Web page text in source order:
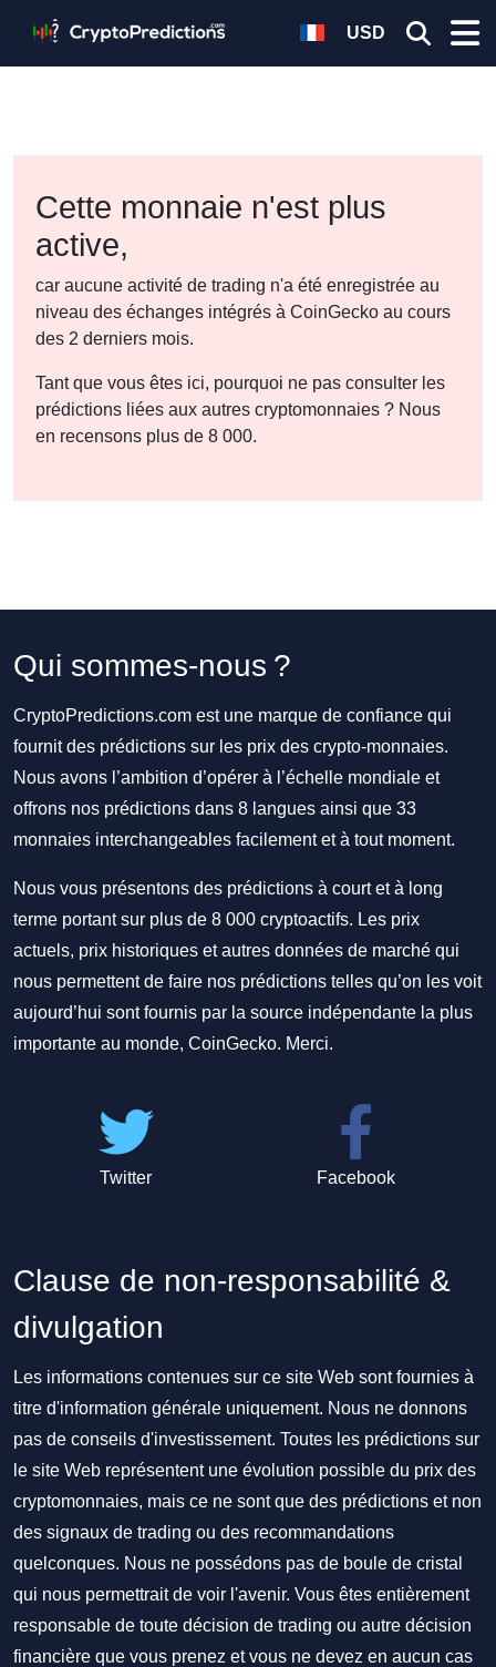
USD
Cette monnaie n'est plus
active,
car aucune activité de trading n'a été enregistrée au
niveau des échanges intégrés à CoinGecko au cours
des 2 derniers mois.
Tant que vous êtes ici, pourquoi ne pas consulter les
prédictions liées aux autres cryptomonnaies ? Nous
en recensons plus de 8 000.
Qui sommes-nous ?
CryptoPredictions.com est une marque de confiance qui
fournit des prédictions sur les prix des crypto-monnaies.
Nous avons l’ambition d’opérer à l’échelle mondiale et
offrons nos prédictions dans 8 langues ainsi que 33
monnaies interchangeables facilement et à tout moment.
Nous vous présentons des prédictions à court et à long
terme portant sur plus de 8 000 cryptoactifs. Les prix
actuels, prix historiques et autres données de marché qui
nous permettent de faire nos prédictions telles qu’on les voit
aujourd’hui sont fournis par la source indépendante la plus
importante au monde, CoinGecko. Merci.
Twitter Facebook
Clause de non-responsabilité &
divulgation
Les informations contenues sur ce site Web sont fournies à
titre d'information générale uniquement. Nous ne donnons
pas de conseils d'investissement. Toutes les prédictions sur
le site Web représentent une évolution possible du prix des
cryptomonnaies, mais ce ne sont que des prédictions et non
des signaux de trading ou des recommandations
quelconques. Nous ne possédons pas de boule de cristal
qui nous permettrait de voir l'avenir. Vous êtes entièrement
responsable de toute décision de trading ou autre décision
financière que vous prenez et vous ne devez en aucun cas